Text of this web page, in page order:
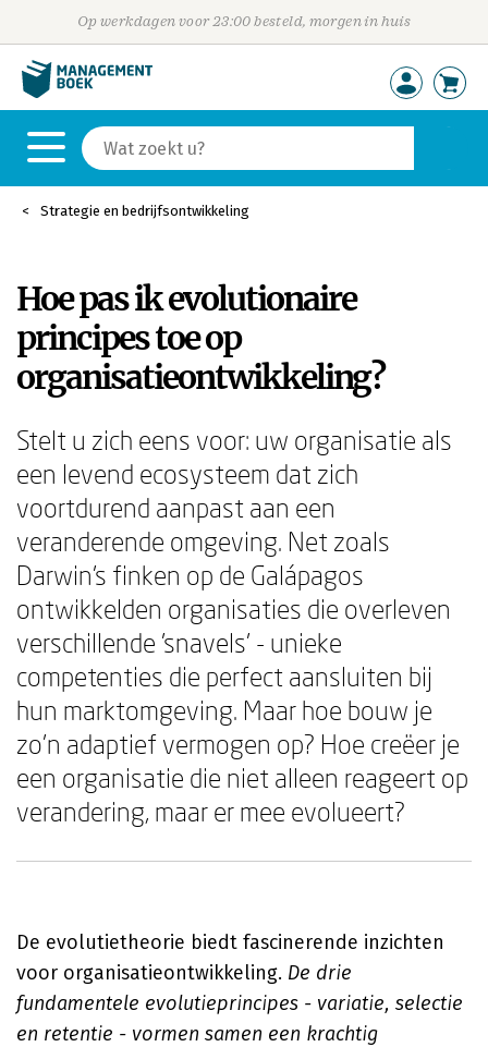
Op werkdagen voor 23:00 besteld, morgen in huis
Strategie en bedrijfsontwikkeling
Hoe pas ik evolutionaire
principes toe op
organisatieontwikkeling?
Stelt u zich eens voor: uw organisatie als
een levend ecosysteem dat zich
voortdurend aanpast aan een
veranderende omgeving. Net zoals
Darwin's finken op de Galápagos
ontwikkelden organisaties die overleven
verschillende 'snavels' - unieke
competenties die perfect aansluiten bij
hun marktomgeving. Maar hoe bouw je
zo'n adaptief vermogen op? Hoe creëer je
een organisatie die niet alleen reageert op
verandering, maar er mee evolueert?
De evolutietheorie biedt fascinerende inzichten
voor organisatieontwikkeling. De drie
fundamentele evolutieprincipes - variatie, selectie
en retentie - vormen samen een krachtig